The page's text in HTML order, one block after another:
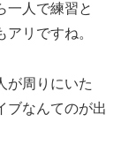
一人で練習と
リですね。
が周りにいた
ブなんてのが出